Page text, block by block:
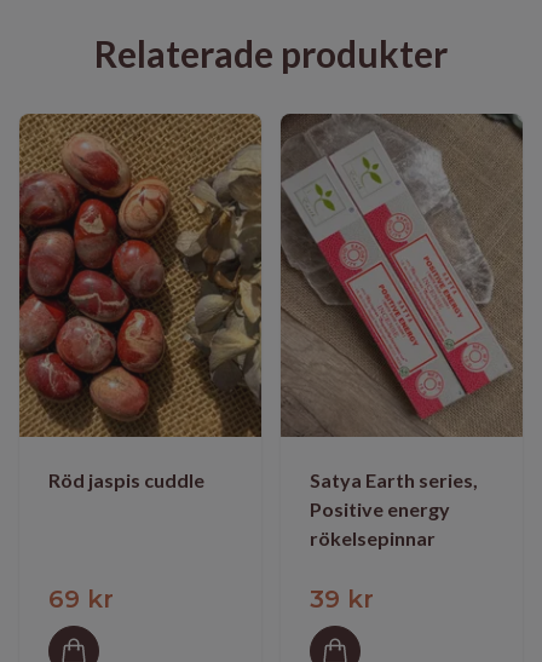
Relaterade produkter
Röd jaspis cuddle
69 kr
Satya Earth series,
Positive energy
rökelsepinnar
39 kr